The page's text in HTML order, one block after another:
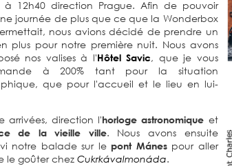
à 12h40 direction Prague. Afin de pouvoir
journée de plus que ce que la Wonderbox
nous avions décidé de prendre un
plus pour notre première nuit. Nous avons
nos valises à l'Hôtel Savic, que je vous
à 200% tant pour la situation
que pour l'accueil et le lieu en lui-
arrivées, direction l'horloge astronomique et
de la vieille ville. Nous avons ensuite
notre balade sur le pont Mánespour aller
le goûter chez Cukrkávalmonáda.